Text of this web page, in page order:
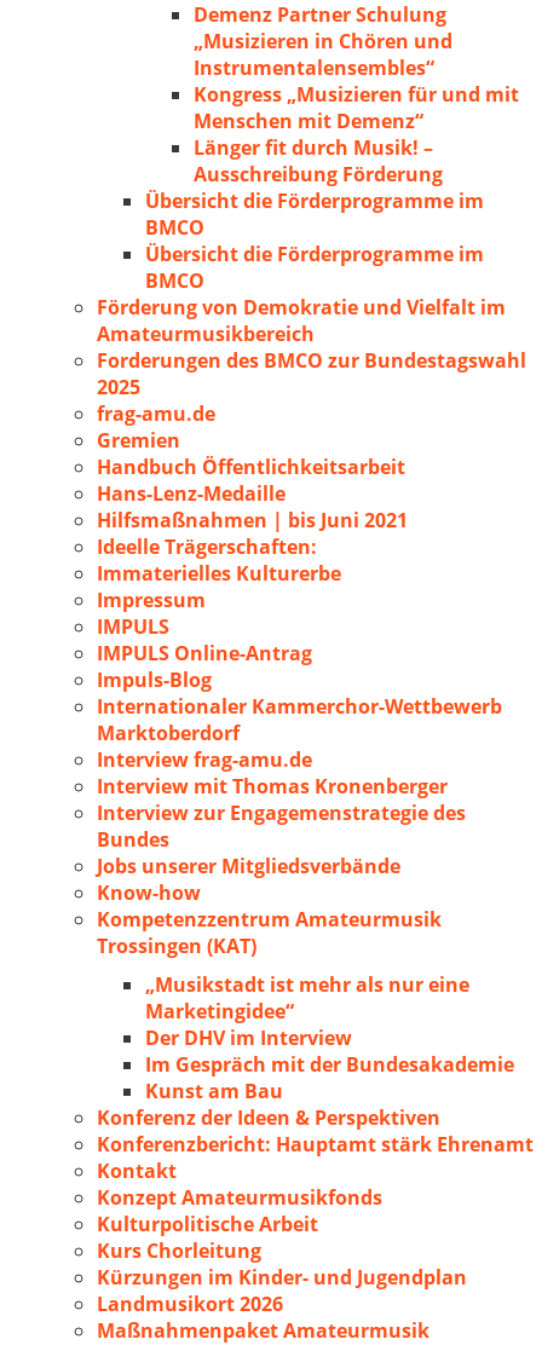
Demenz Partner Schulung
„Musizieren in Chören und
Instrumentalensembles“
Kongress „Musizieren für und mit
Menschen mit Demenz“
Länger fit durch Musik! –
Ausschreibung Förderung
Übersicht die Förderprogramme im
BMCO
Übersicht die Förderprogramme im
BMCO
Förderung von Demokratie und Vielfalt im
Amateurmusikbereich
Forderungen des BMCO zur Bundestagswahl
2025
frag-amu.de
Gremien
Handbuch Öffentlichkeitsarbeit
Hans-Lenz-Medaille
Hilfsmaßnahmen | bis Juni 2021
Ideelle Trägerschaften:
Immaterielles Kulturerbe
Impressum
IMPULS
IMPULS Online-Antrag
Impuls-Blog
Internationaler Kammerchor-Wettbewerb
Marktoberdorf
Interview frag-amu.de
Interview mit Thomas Kronenberger
Interview zur Engagemenstrategie des
Bundes
Jobs unserer Mitgliedsverbände
Know-how
Kompetenzzentrum Amateurmusik
Trossingen (KAT)
„Musikstadt ist mehr als nur eine
Marketingidee“
Der DHV im Interview
Im Gespräch mit der Bundesakademie
Kunst am Bau
Konferenz der Ideen & Perspektiven
Konferenzbericht: Hauptamt stärk Ehrenamt
Kontakt
Konzept Amateurmusikfonds
Kulturpolitische Arbeit
Kurs Chorleitung
Kürzungen im Kinder- und Jugendplan
Landmusikort 2026
Maßnahmenpaket Amateurmusik